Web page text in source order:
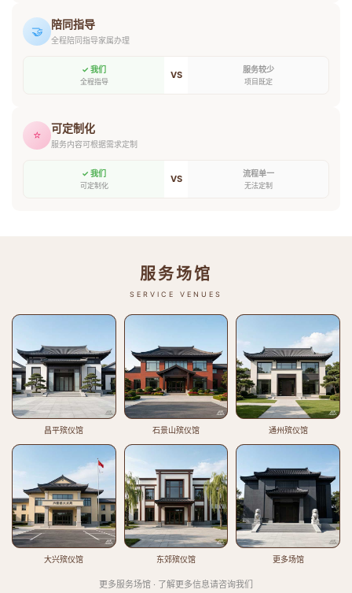
🤝 陪同指导
全程陪同指导家属办理
✓ 我们
全程指导
VS 服务较少
项目既定
⭐ 可定制化
服务内容可根据需求定制
✓ 我们
可定制化
VS 流程单一
无法定制
服务场馆
SERVICE VENUES
昌平殡仪馆 石景山殡仪馆 通州殡仪馆
大兴殡仪馆 东郊殡仪馆 更多场馆
更多服务场馆 · 了解更多信息请咨询我们